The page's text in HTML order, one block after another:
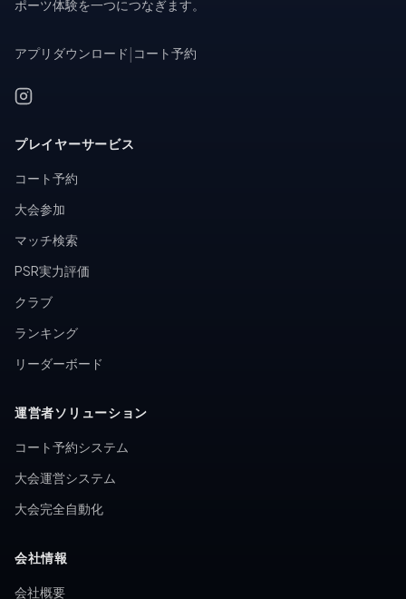
ポーツ体験を一つにつなぎます。
アプリダウンロード コート予約
プレイヤーサービス
コート予約
大会参加
マッチ検索
PSR実力評価
クラブ
ランキング
リーダーボード
運営者ソリューション
コート予約システム
大会運営システム
大会完全自動化
会社情報
会社概要